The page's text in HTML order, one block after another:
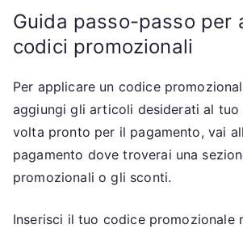
Guida passo-passo per
codici promozionali
Per applicare un codice
aggiungi gli articoli desiderati al tuo
volta pronto per il pagamento, vai
pagamento dove troverai una
promozionali o gli sconti.
Inserisci il tuo codice promozionale